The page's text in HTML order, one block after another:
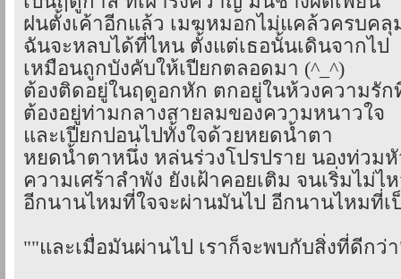
ฝนตั้งเค้าอีกแล้ว เมฆหมอกไม่แคล้วครบคลุ
ฉันจะหลบได้ที่ไหน ตั้งแต่เธอนั้นเดินจากไป
เหมือนถูกบังคับให้เปียกตลอดมา (^_^)
ต้องติดอยู่ในฤดูอกหัก ตกอยู่ในห้วงความรัก
ต้องอยู่ท่ามกลางสายลมของความหนาวใจ
และเปียกปอนไปทั้งใจด้วยหยดน้ำตา
หยดน้ำตาหนึ่ง หล่นร่วงโปรปราย นองท่วมหั
ความเศร้าลำพัง ยังเฝ้าคอยเติม จนเริ่มไม่ไ
อีกนานไหมที่ใจจะผ่านมันไป อีกนานไหมที่เ
""และเมื่อมันผ่านไป เราก็จะพบกับสิ่งที่ดีกว่